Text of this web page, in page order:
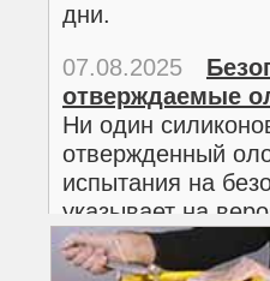
дни.
02.03.2026
С 8
Дорогие
Поздравляем
Международным
полном тексте
графиком работы
07.08.2025
отверждаемые
Ни один
отвержденный
испытания на
указывает на
кожи.